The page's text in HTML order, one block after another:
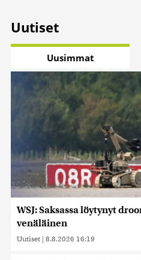
Uutiset
Uusimmat
WSJ: Saksassa löytynyt
venäläinen
Uutiset | 8.8.2026 16:19